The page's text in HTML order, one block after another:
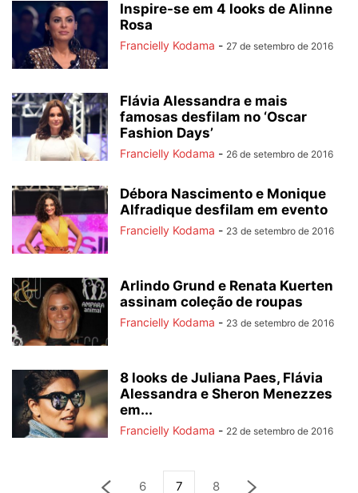
Inspire-se em 4 looks de Alinne
Rosa
Francielly Kodama - 27 de setembro de 2016
Flávia Alessandra e mais
famosas desfilam no ‘Oscar
Fashion Days’
Francielly Kodama - 26 de setembro de 2016
Débora Nascimento e Monique
Alfradique desfilam em evento
Francielly Kodama - 23 de setembro de 2016
Arlindo Grund e Renata Kuerten
assinam coleção de roupas
Francielly Kodama - 23 de setembro de 2016
8 looks de Juliana Paes, Flávia
Alessandra e Sheron Menezzes
em...
Francielly Kodama - 22 de setembro de 2016
6 7 8